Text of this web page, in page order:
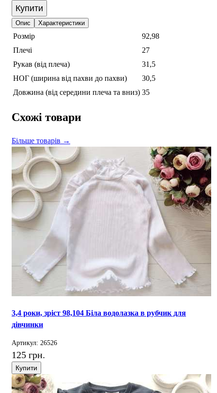
Купити
Опис Характеристики
Розмір
92,98
Плечі
27
Рукав (від плеча)
31,5
НОГ (ширина від пахви до пахви)
30,5
Довжина (від середини плеча та вниз) 35
Схожі товари
Більше товарів →
3,4 роки, зріст 98,104 Біла водолазка в рубчик для
дівчинки
Артикул: 26526
125 грн.
Купити